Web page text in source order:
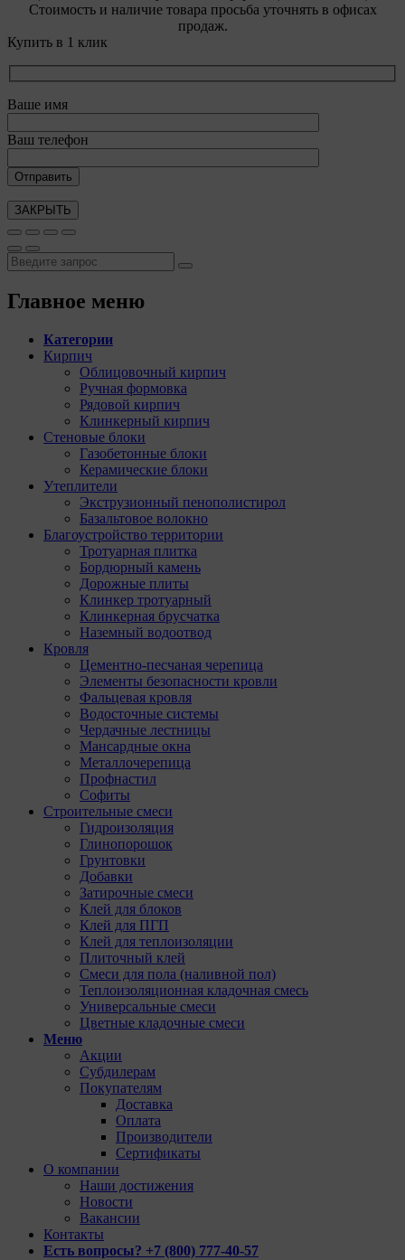
Стоимость и наличие товара просьба уточнять в офисах
продаж.
Купить в 1 клик
Ваше имя
Ваш телефон
ЗАКРЫТЬ
Главное меню
Категории
Кирпич
Облицовочный кирпич
Ручная формовка
Рядовой кирпич
Клинкерный кирпич
Стеновые блоки
Газобетонные блоки
Керамические блоки
Утеплители
Экструзионный пенополистирол
Базальтовое волокно
Благоустройство территории
Тротуарная плитка
Бордюрный камень
Дорожные плиты
Клинкер тротуарный
Клинкерная брусчатка
Наземный водоотвод
Кровля
Цементно-песчаная черепица
Элементы безопасности кровли
Фальцевая кровля
Водосточные системы
Чердачные лестницы
Мансардные окна
Металлочерепица
Профнастил
Софиты
Строительные смеси
Гидроизоляция
Глинопорошок
Грунтовки
Добавки
Затирочные смеси
Клей для блоков
Клей для ПГП
Клей для теплоизоляции
Плиточный клей
Смеси для пола (наливной пол)
Теплоизоляционная кладочная смесь
Универсальные смеси
Цветные кладочные смеси
Меню
Акции
Субдилерам
Покупателям
Доставка
Оплата
Производители
Сертификаты
О компании
Наши достижения
Новости
Вакансии
Контакты
Есть вопросы? +7 (800) 777-40-57